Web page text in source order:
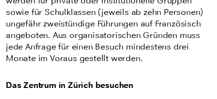
sowie für Schulklassen (jeweils ab zehn Personen)
ungefähr zweistündige Führungen auf Französisch
angeboten. Aus organisatorischen Gründen muss
jede Anfrage für einen Besuch mindestens drei
Monate im Voraus gestellt werden.
Das Zentrum in Zürich besuchen